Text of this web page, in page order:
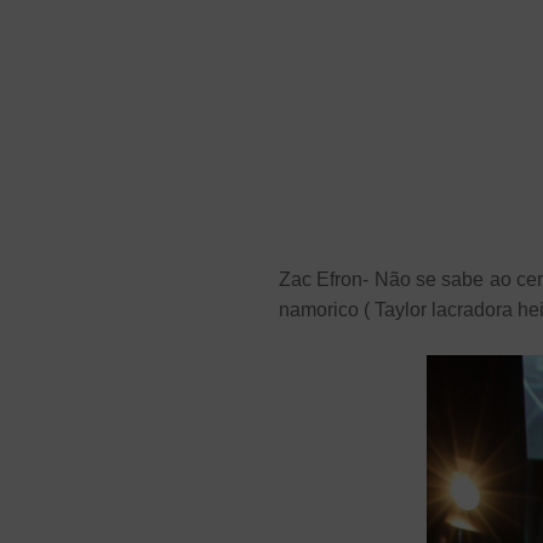
Zac Efron- Não se sabe ao
namorico ( Taylor lacradora